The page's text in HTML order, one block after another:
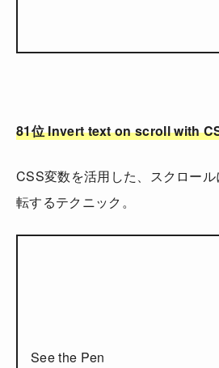
81位 Invert text on scroll with
CSS変数を活用した、スクロー
転するテクニック。
See the Pen